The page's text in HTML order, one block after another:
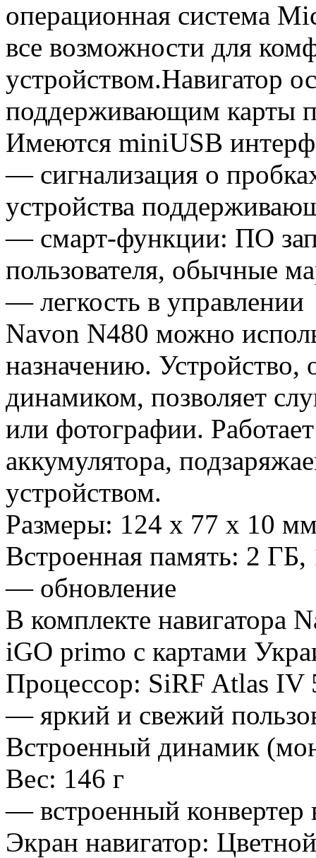
операционная система
все возможности для
устройством.Навигатор
поддерживающим карты
Имеются miniUSB
— сигнализация о
устройства
— смарт-функции: ПО
пользователя, обычные
— легкость в управлении
Navon N480 можно
назначению.
динамиком, позволяет
или фотографии.
аккумулятора,
устройством.
Размеры: 124 x 77 x 10
Встроенная память: 2
— обновление
В комплекте навигатора
iGO primo с картами
Процессор: SiRF Atlas
— яркий и свежий
Встроенный динамик
Вес: 146 г
— встроенный конвертер
Экран навигатор: